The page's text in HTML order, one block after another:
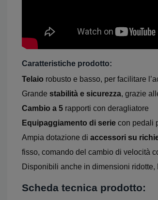
Caratteristiche prodotto:
Telaio robusto e basso, per facilitare
Grande stabilità e sicurezza, grazie
Cambio a 5 rapporti con deragliatore
Equipaggiamento di serie con pedali
Ampia dotazione di accessori su
fisso, comando del cambio di velocità
Disponibili anche in dimensioni ridotte,
Scheda tecnica prodotto: